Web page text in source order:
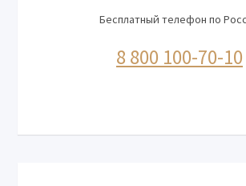
Бесплатный телефон по
8 800 100-70-10